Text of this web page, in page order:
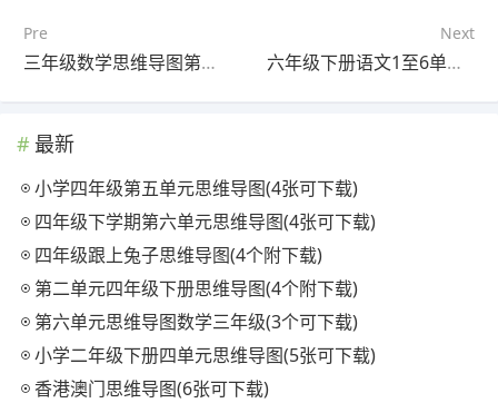
Pre
三年级数学思维导图第三单元(6张附打印高清版)
Next
六年级下册语文1至6单元思维导图(5张附下载)
最新
小学四年级第五单元思维导图(4张可下载)
四年级下学期第六单元思维导图(4张可下载)
四年级跟上兔子思维导图(4个附下载)
第二单元四年级下册思维导图(4个附下载)
第六单元思维导图数学三年级(3个可下载)
小学二年级下册四单元思维导图(5张可下载)
香港澳门思维导图(6张可下载)